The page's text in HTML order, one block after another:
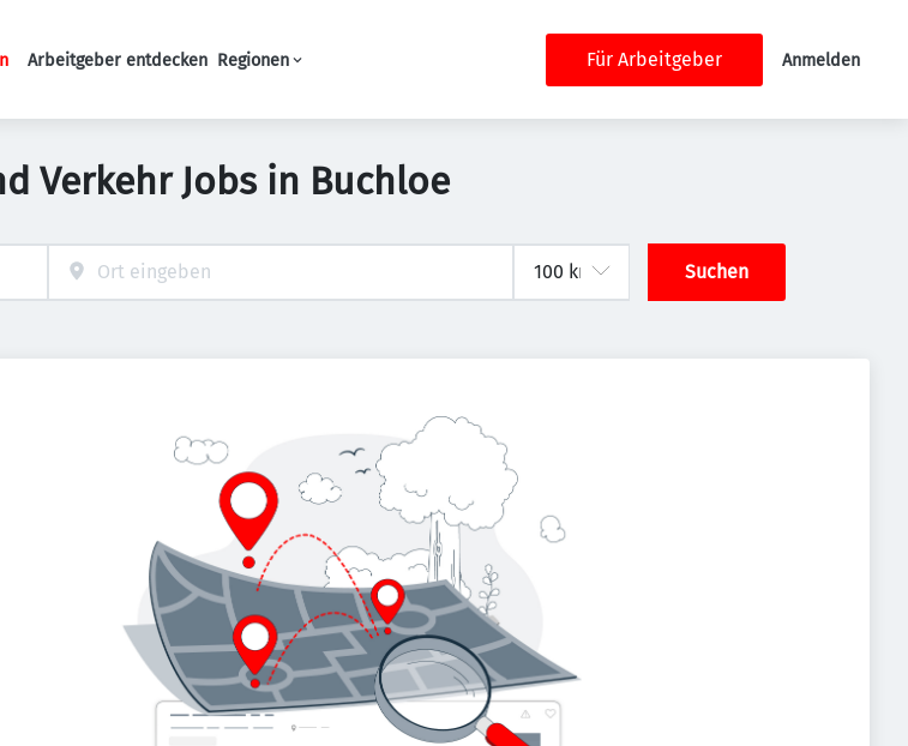
Haupt-Navigation
Arbeitgeber entdecken Regionen Für Arbeitgeber Anmelden
Verkehr Jobs in Buchloe
Suchen